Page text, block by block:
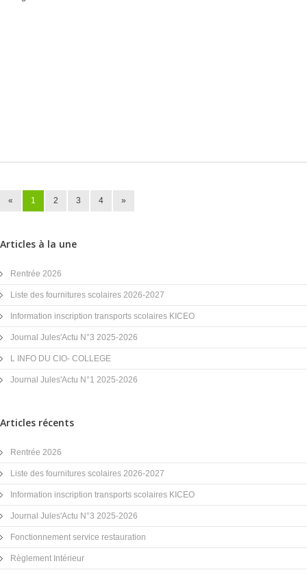
« 1 2 3 4 »
Articles à la une
Rentrée 2026
Liste des fournitures scolaires 2026-2027
Information inscription transports scolaires KICEO
Journal Jules'Actu N°3 2025-2026
L INFO DU CIO- COLLEGE
Journal Jules'Actu N°1 2025-2026
Articles récents
Rentrée 2026
Liste des fournitures scolaires 2026-2027
Information inscription transports scolaires KICEO
Journal Jules'Actu N°3 2025-2026
Fonctionnement service restauration
Règlement Intérieur